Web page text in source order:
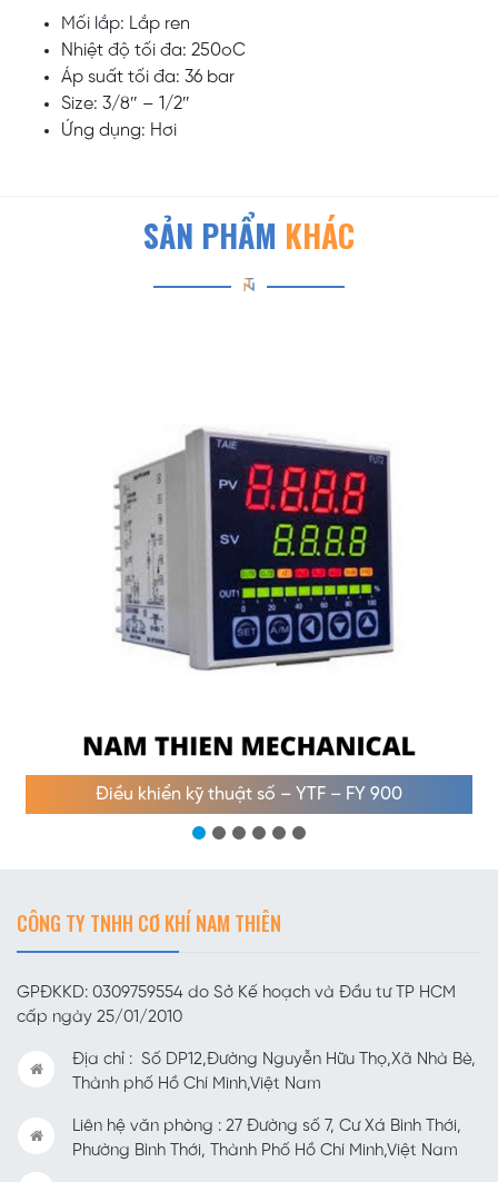
Mối lắp: Lắp ren
Nhiệt độ tối đa: 250oC
Áp suất tối đa: 36 bar
Size: 3/8″ – 1/2″
Ứng dụng: Hơi
SẢN PHẨM KHÁC
Điều khiển kỹ thuật số – YTF – FY 900
CÔNG TY TNHH CƠ KHÍ NAM THIÊN
GPĐKKD: 0309759554 do Sở Kế hoạch và Đầu tư TP HCM
cấp ngày 25/01/2010
Địa chỉ : Số DP12,Đường Nguyễn Hữu Thọ,Xã Nhà Bè,
Thành phố Hồ Chí Minh,Việt Nam
Liên hệ văn phòng : 27 Đường số 7, Cư Xá Bình Thới,
Phường Bình Thới, Thành Phố Hồ Chí Minh,Việt Nam